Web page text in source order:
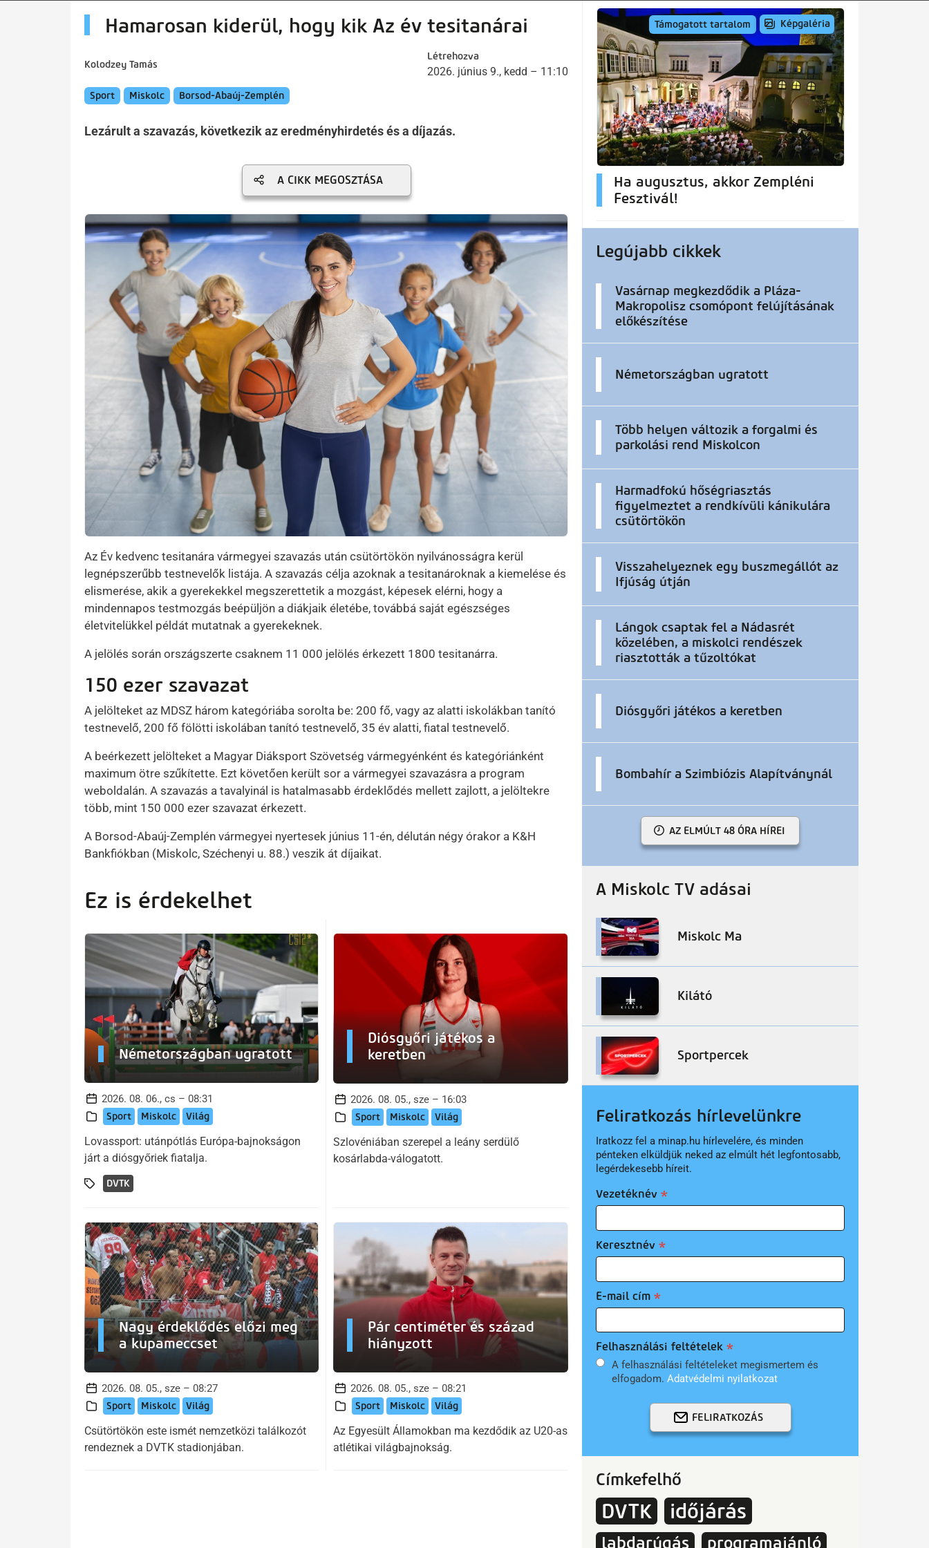
Hamarosan kiderül, hogy kik Az év tesitanárai
Kolodzey Tamás
Létrehozva
2026. június 9., kedd – 11:10
Sport Miskolc Borsod-Abaúj-Zemplén
Lezárult a szavazás, következik az eredményhirdetés és a díjazás.
A CIKK MEGOSZTÁSA
Kép
Az Év kedvenc tesitanára vármegyei szavazás után csütörtökön nyilvánosságra kerül
legnépszerűbb testnevelők listája. A szavazás célja azoknak a tesitanároknak a kiemelése és
elismerése, akik a gyerekekkel megszerettetik a mozgást, képesek elérni, hogy a
mindennapos testmozgás beépüljön a diákjaik életébe, továbbá saját egészséges
életvitelükkel példát mutatnak a gyerekeknek.
A jelölés során országszerte csaknem 11 000 jelölés érkezett 1800 tesitanárra.
150 ezer szavazat
A jelölteket az MDSZ három kategóriába sorolta be: 200 fő, vagy az alatti iskolákban tanító
testnevelő, 200 fő fölötti iskolában tanító testnevelő, 35 év alatti, fiatal testnevelő.
A beérkezett jelölteket a Magyar Diáksport Szövetség vármegyénként és kategóriánként
maximum ötre szűkítette. Ezt követően került sor a vármegyei szavazásra a program
weboldalán. A szavazás a tavalyinál is hatalmasabb érdeklődés mellett zajlott, a jelöltekre
több, mint 150 000 ezer szavazat érkezett.
A Borsod-Abaúj-Zemplén vármegyei nyertesek június 11-én, délután négy órakor a K&H
Bankfiókban (Miskolc, Széchenyi u. 88.) veszik át díjaikat.
Ez is érdekelhet
Németországban ugratott
2026. 08. 06., cs – 08:31
Sport Miskolc Világ
Lovassport: utánpótlás Európa-bajnokságon
járt a diósgyőriek fiatalja.
DVTK
Diósgyőri játékos a
keretben
2026. 08. 05., sze – 16:03
Sport Miskolc Világ
Szlovéniában szerepel a leány serdülő
kosárlabda-válogatott.
Nagy érdeklődés előzi meg
a kupameccset
2026. 08. 05., sze – 08:27
Sport Miskolc Világ
Csütörtökön este ismét nemzetközi találkozót
rendeznek a DVTK stadionjában.
Pár centiméter és század
hiányzott
2026. 08. 05., sze – 08:21
Sport Miskolc Világ
Az Egyesült Államokban ma kezdődik az U20-as
atlétikai világbajnokság.
Támogatott tartalom Képgaléria
Ha augusztus, akkor Zempléni
Fesztivál!
Legújabb cikkek
Vasárnap megkezdődik a Pláza-
Makropolisz csomópont felújításának
előkészítése
Németországban ugratott
Több helyen változik a forgalmi és
parkolási rend Miskolcon
Harmadfokú hőségriasztás
figyelmeztet a rendkívüli kánikulára
csütörtökön
Visszahelyeznek egy buszmegállót az
Ifjúság útján
Lángok csaptak fel a Nádasrét
közelében, a miskolci rendészek
riasztották a tűzoltókat
Diósgyőri játékos a keretben
Bombahír a Szimbiózis Alapítványnál
AZ ELMÚLT 48 ÓRA HÍREI
A Miskolc TV adásai
Miskolc Ma
Kilátó
Sportpercek
Feliratkozás hírlevelünkre
Iratkozz fel a minap.hu hírlevelére, és minden
pénteken elküldjük neked az elmúlt hét legfontosabb,
legérdekesebb híreit.
Vezetéknév
Keresztnév
E-mail cím
Felhasználási feltételek
A felhasználási feltételeket megismertem és
elfogadom. Adatvédelmi nyilatkozat
FELIRATKOZÁS
Címkefelhő
DVTK időjárás
labdarúgás programajánló